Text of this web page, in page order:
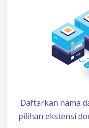
Daftarkan nama
pilihan ekstensi